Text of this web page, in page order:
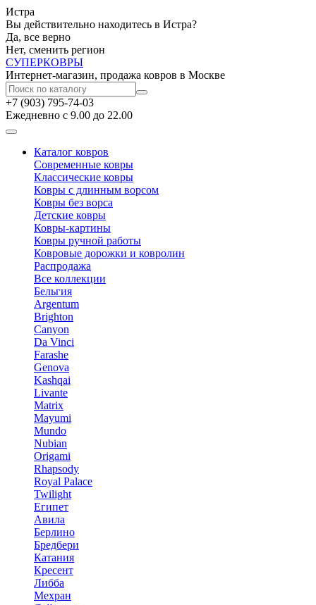
Истра
Вы действительно находитесь в Истра?
Да, все верно
Нет, сменить регион
СУПЕРКОВРЫ
Интернет-магазин, продажа ковров в Москве
+7 (903) 795-74-03
Ежедневно с 9.00 до 22.00
Каталог ковров
Современные ковры
Классические ковры
Ковры с длинным ворсом
Ковры без ворса
Детские ковры
Ковры-картины
Ковры ручной работы
Ковровые дорожки и ковролин
Распродажа
Все коллекции
Бельгия
Argentum
Brighton
Canyon
Da Vinci
Farashe
Genova
Kashqai
Livante
Matrix
Mayumi
Mundo
Nubian
Origami
Rhapsody
Royal Palace
Twilight
Египет
Авила
Берлино
Бредбери
Катания
Кресент
Либба
Мехран